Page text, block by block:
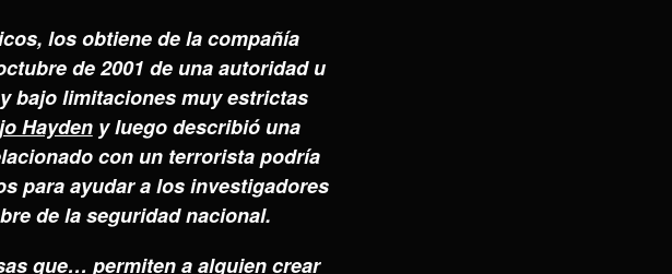
los obtiene de la compañía
de 2001 de una autoridad u
bajo limitaciones muy estrictas
Haydeny luego describió una
con un terrorista podría
para ayudar a los investigadores
de la seguridad nacional.
que… permiten a alguien crear